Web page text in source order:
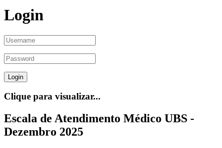
Login
Clique para visualizar...
Escala de Atendimento Médico UBS -
Dezembro 2025